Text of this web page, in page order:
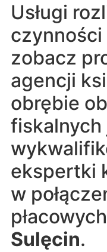
Usługi
czynności
zobacz
agencji
obrębie
fiskalnych
ekspertki
w
Sulęcin.